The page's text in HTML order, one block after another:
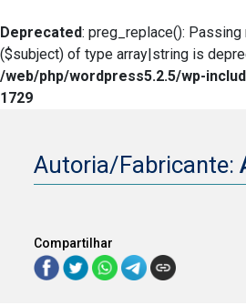
Deprecated: preg_replace():
($subject) of type array|string is
/web/php/wordpress5.2.5/wp-
1729
Autoria/Fabricante:
Compartilhar